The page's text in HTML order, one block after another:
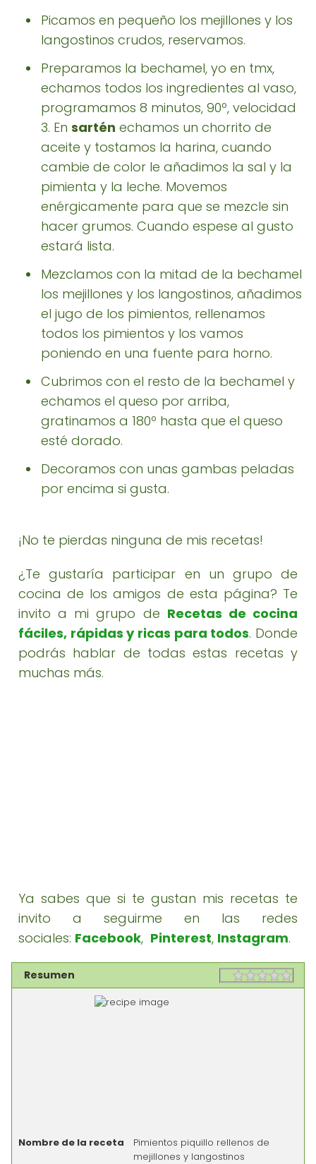
Picamos en pequeño los mejillones y los
langostinos crudos, reservamos.
Preparamos la bechamel, yo en tmx,
echamos todos los ingredientes al vaso,
programamos 8 minutos, 90º, velocidad
3. En sartén echamos un chorrito de
aceite y tostamos la harina, cuando
cambie de color le añadimos la sal y la
pimienta y la leche. Movemos
enérgicamente para que se mezcle sin
hacer grumos. Cuando espese al gusto
estará lista.
Mezclamos con la mitad de la bechamel
los mejillones y los langostinos, añadimos
el jugo de los pimientos, rellenamos
todos los pimientos y los vamos
poniendo en una fuente para horno.
Cubrimos con el resto de la bechamel y
echamos el queso por arriba,
gratinamos a 180º hasta que el queso
esté dorado.
Decoramos con unas gambas peladas
por encima si gusta.
¡No te pierdas ninguna de mis recetas!
¿Te gustaría participar en un grupo de
cocina de los amigos de esta página? Te
invito a mi grupo de Recetas de cocina
fáciles, rápidas y ricas para todos. Donde
podrás hablar de todas estas recetas y
muchas más.
Ya sabes que si te gustan mis recetas te
invito a seguirme en las redes
sociales: Facebook, Pinterest, Instagram.
Resumen Rating
Nombre de la receta
Pimientos piquillo rellenos de
mejillones y langostinos